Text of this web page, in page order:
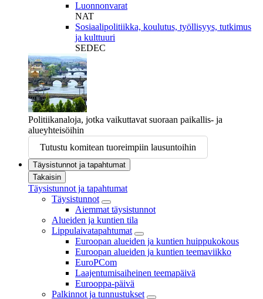
Luonnonvarat
NAT
Sosiaalipolitiikka, koulutus, työllisyys, tutkimus
ja kulttuuri
SEDEC
Politiikanaloja, jotka vaikuttavat suoraan paikallis- ja
alueyhteisöihin
Tutustu komitean tuoreimpiin lausuntoihin
Täysistunnot ja tapahtumat
Takaisin
Täysistunnot ja tapahtumat
Täysistunnot
Aiemmat täysistunnot
Alueiden ja kuntien tila
Lippulaivatapahtumat
Euroopan alueiden ja kuntien huippukokous
Euroopan alueiden ja kuntien teemaviikko
EuroPCom
Laajentumisaiheinen teemapäivä
Eurooppa-päivä
Palkinnot ja tunnustukset